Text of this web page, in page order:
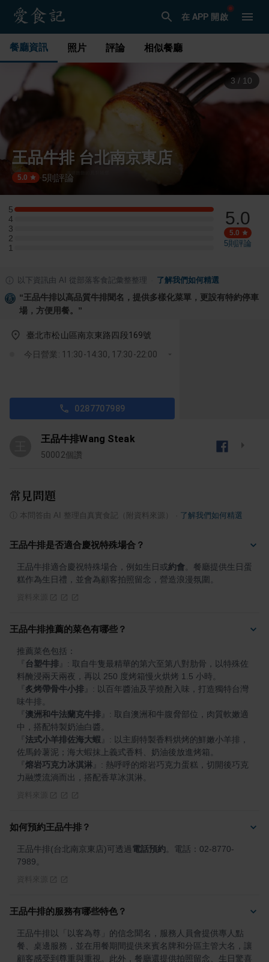
在 APP 開啟
餐廳資訊 照片 評論 相似餐廳
3 / 10
王品牛排 台北南京東店
5.0 ·5則評論
5
5 星：2 則評論
4
4 星：0 則評論
3
3 星：0 則評論
2
2 星：0 則評論
1
1 星：0 則評論
5.0
5.0
5則評論
以下資訊由 AI 從部落客食記彙整整理 了解我們如何精選
“王品牛排以高品質牛排聞名，提供多樣化菜單，更設有特約停車
場，方便用餐。 ”
臺北市松山區南京東路四段169號
今日營業: 11:30-14:30, 17:30-22:00
0287707989
王品牛排Wang Steak
50002個讚
常見問題
本問答由 AI 整理自真實食記（附資料來源） 了解我們如何精選
王品牛排是否適合慶祝特殊場合？
王品牛排適合慶祝特殊場合，例如生日或約會 。餐廳提供生日蛋
糕作為生日禮，並會為顧客拍照留念，營造浪漫氛圍。
王品牛排推薦的菜色有哪些？
台塑牛排
: 取自牛隻最精華的第六至第八對肋骨，以特殊佐
炙烤帶骨牛小排
: 以百年醬油及芋燒酎入味，打造獨特台灣
澳洲和牛法蘭克牛排
: 取自澳洲和牛腹脅部位，肉質軟嫩適
法式小羊排佐海大蝦
: 以主廚特製香料烘烤的鮮嫩小羊排，
熔岩巧克力冰淇淋
: 熱呼呼的熔岩巧克力蛋糕，切開後巧克
力融漿流淌而出，搭配香草冰淇淋。
如何預約王品牛排？
王品牛排(台北南京東店)可透過電話預約 。電話：02-8770-
7989。
王品牛排的服務有哪些特色？
王品牛排以「以客為尊」的信念聞名，服務人員會提供專人點
餐、桌邊服務，並在用餐期間提供來賓名牌和分區主管大名，讓
顧客感受到尊重與重視。此外，餐廳還提供拍照留念、生日驚喜